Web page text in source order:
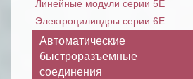
Линейные модули cерии 5E
Электроцилиндры серии 6E
Автоматические
быстроразъемные
соединения